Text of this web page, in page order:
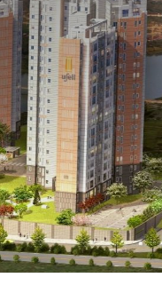
기리 302-2번지 일원
설, 동아건설산업
설, 동아건설산업
기